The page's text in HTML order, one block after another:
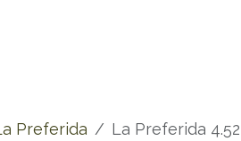
Preferida La Preferida